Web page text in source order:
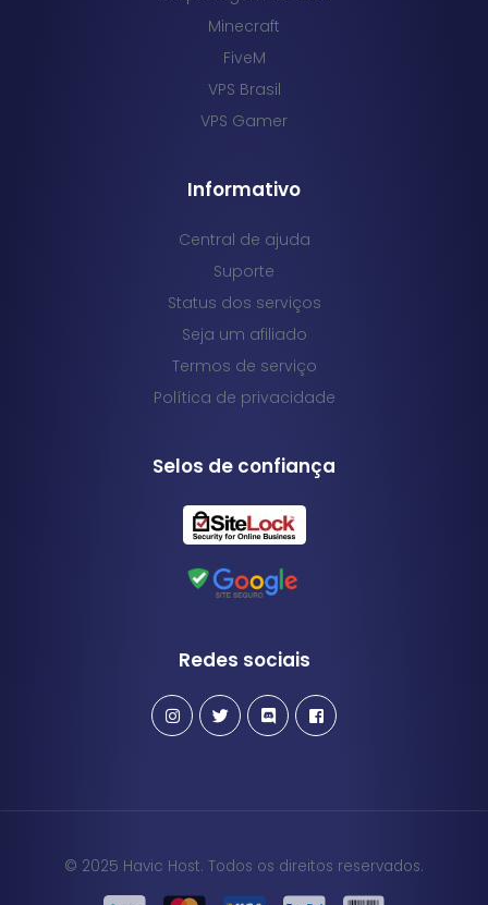
Minecraft
FiveM
VPS Brasil
VPS Gamer
Informativo
Central de ajuda
Suporte
Status dos serviços
Seja um afiliado
Termos de serviço
Política de privacidade
Selos de confiança
Redes sociais
© 2025 Havic Host. Todos os direitos reservados.